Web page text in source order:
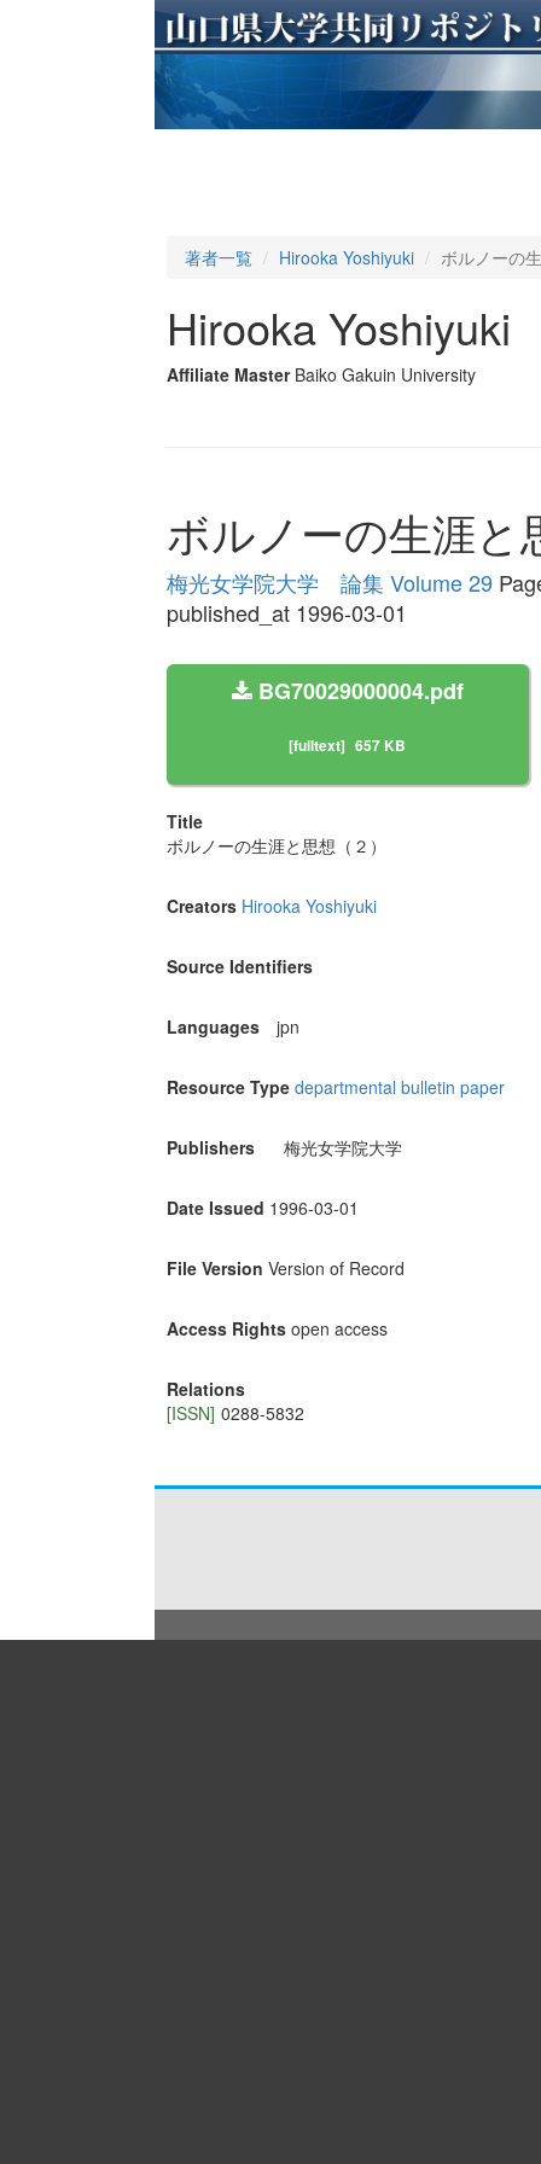
著者一覧 Hirooka Yoshiyuki ボルノーの
Hirooka Yoshiyuki
Affiliate Master Baiko Gakuin University
ボルノーの生涯と
梅光女学院大学 論集 Volume 29
published_at 1996-03-01
BG70029000004.pdf
[fulltext] 657 KB
Title
ボルノーの生涯と思想（２）
Creators Hirooka Yoshiyuki
Source Identifiers
Languages jpn
Resource Type departmental bulletin paper
Publishers 梅光女学院大学
Date Issued 1996-03-01
File Version Version of Record
Access Rights open access
Relations
[ISSN] 0288-5832